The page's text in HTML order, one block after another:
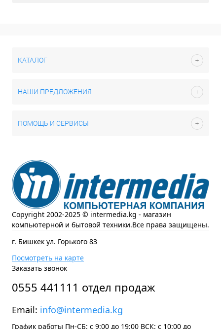
КАТАЛОГ
НАШИ ПРЕДЛОЖЕНИЯ
ПОМОЩЬ И СЕРВИСЫ
Copyright 2002-2025 © intermedia.kg - магазин
компьютерной и бытовой техники.Все права защищены.
г. Бишкек ул. Горького 83
Посмотреть на карте
Заказать звонок
0555 441111 отдел продаж
Email: info@intermedia.kg
График работы Пн-СБ: с 9:00 до 19:00 ВСК: с 10:00 до